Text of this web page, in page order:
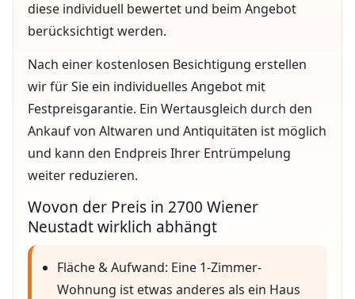
diese individuell bewertet und beim Angebot
berücksichtigt werden.
Nach einer kostenlosen Besichtigung erstellen
wir für Sie ein individuelles Angebot mit
Festpreisgarantie. Ein Wertausgleich durch den
Ankauf von Altwaren und Antiquitäten ist möglich
und kann den Endpreis Ihrer Entrümpelung
weiter reduzieren.
Wovon der Preis in 2700 Wiener
Neustadt wirklich abhängt
Fläche & Aufwand: Eine 1-Zimmer-
Wohnung ist etwas anderes als ein Haus